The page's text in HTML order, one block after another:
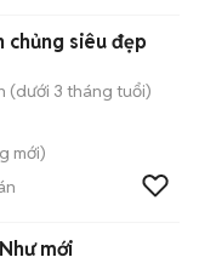
siêu đẹp
(dưới 3 tháng tuổi)
mới)
mới